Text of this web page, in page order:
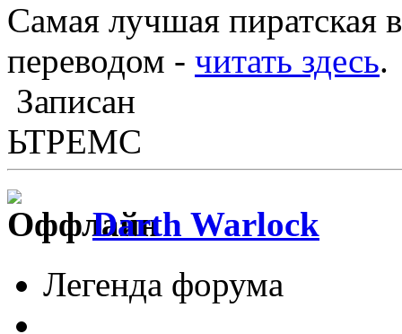
Самая лучшая пиратская
переводом - читать здесь.
Записан
ЬТРЕМС
Darth Warlock
Легенда форума